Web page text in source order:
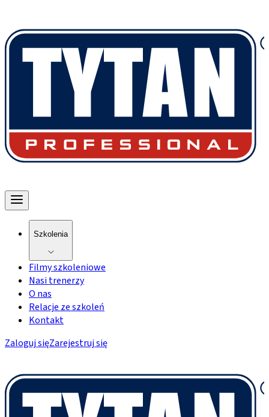
Szkolenia
Filmy szkoleniowe
Nasi trenerzy
O nas
Relacje ze szkoleń
Kontakt
Zaloguj sięZarejestruj się